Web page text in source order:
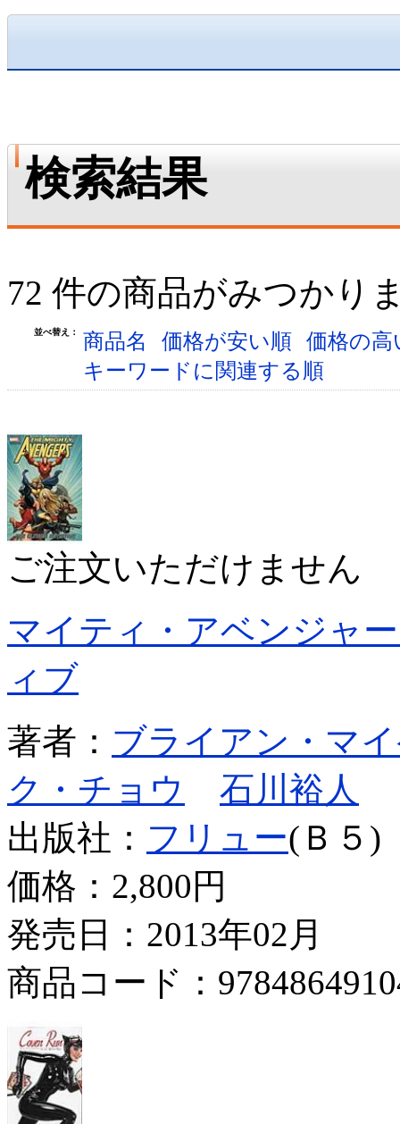
検索結果
72 件の商品がみつかり
並べ替え： 商品名 価格が安い順 価格の
キーワードに関連する順
ご注文いただけません
マイティ・アベンジャ
ィブ
著者： ブライアン・マ
ク・チョウ
石川裕人
出版社： フリュー(Ｂ５)
価格： 2,800円
発売日：2013年02月
商品コード：